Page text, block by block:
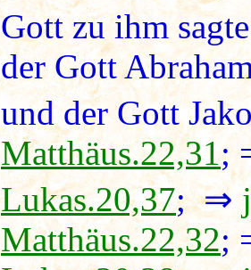
Gott zu ihm
der Gott
und der Gott
Matthäus.22,31;
Lukas.20,37; ⇒
Matthäus.22,32;